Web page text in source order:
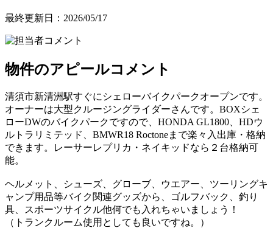
最終更新日：2026/05/17
物件のアピールコメント
清須市新清洲駅すぐにシェローバイクパークオープンです。
オーナーは大型クルージングライダーさんです。BOXシェ
ローDWのバイクパークですので、HONDA GL1800、HDウ
ルトラリミテッド、BMWR18 Roctoneまで楽々入出庫・格納
できます。レーサーレプリカ・ネイキッドなら２台格納可
能。
ヘルメット、シューズ、グローブ、ウエアー、ツーリングキ
ャンプ用品等バイク関連グッズから、ゴルフバック、釣り
具、スポーツサイクル他何でも入れちゃいましょう！
（トランクルーム使用としても良いですね。）